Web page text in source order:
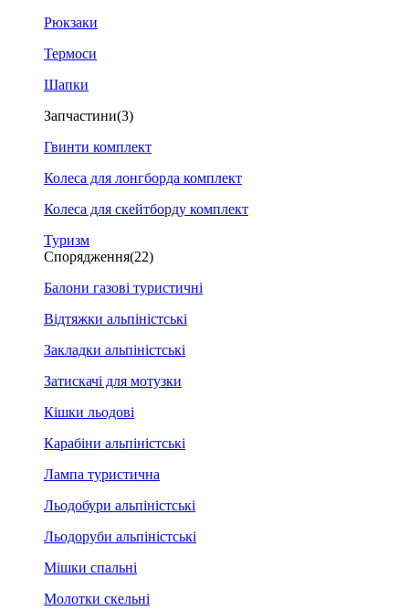
Рюкзаки
Термоси
Шапки
Запчастини(3)
Гвинти комплект
Колеса для лонгборда комплект
Колеса для скейтборду комплект
Туризм
Спорядження(22)
Балони газові туристичні
Відтяжки альпіністські
Закладки альпіністські
Затискачі для мотузки
Кішки льодові
Карабіни альпіністські
Лампа туристична
Льодобури альпіністські
Льодоруби альпіністські
Мішки спальні
Молотки скельні